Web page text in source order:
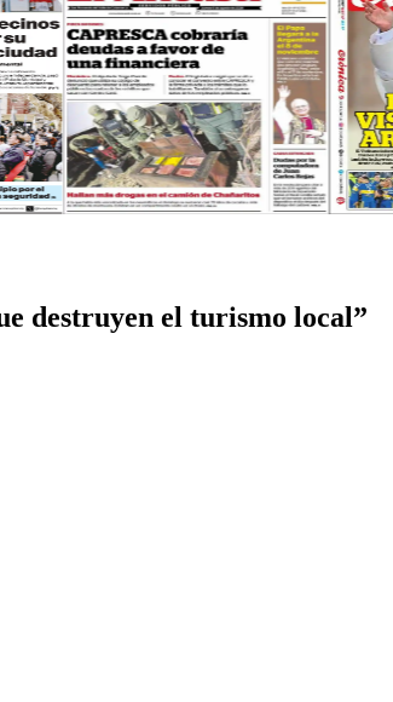
destruyen el turismo local”